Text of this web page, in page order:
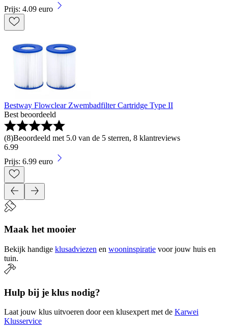
Prijs: 4.09 euro
Bestway Flowclear Zwembadfilter Cartridge Type II
Best beoordeeld
(8)Beoordeeld met 5.0 van de 5 sterren, 8 klantreviews
6.99
Prijs: 6.99 euro
Maak het mooier
Bekijk handige klusadviezen en wooninspiratie voor jouw huis en
tuin.
Hulp bij je klus nodig?
Laat jouw klus uitvoeren door een klusexpert met de Karwei
Klusservice